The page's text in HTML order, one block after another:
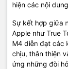
hiện các nội
Sự kết hợp giữa
Apple như True
M4 diễn đạt các
chịu, thân thiện
ứng những đòi